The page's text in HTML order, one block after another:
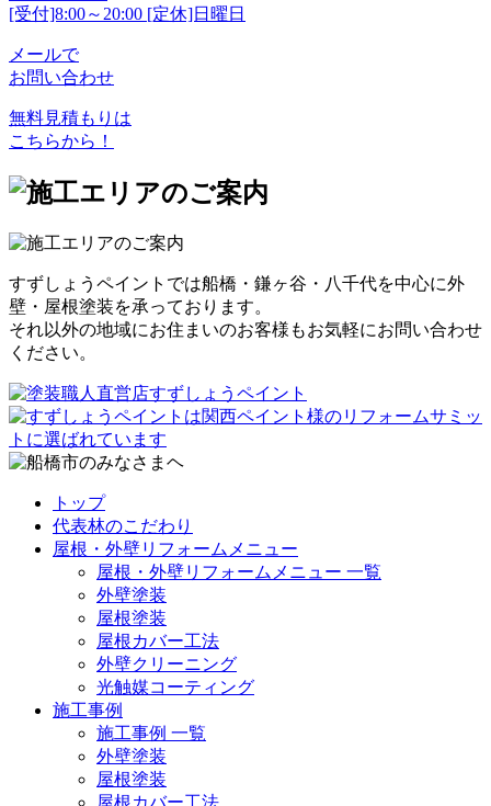
[受付]8:00～20:00 [定休]日曜日
メールで
お問い合わせ
無料見積もりは
こちらから！
すずしょうペイントでは船橋・鎌ヶ谷・八千代を中心に外
壁・屋根塗装を承っております。
それ以外の地域にお住まいのお客様もお気軽にお問い合わせ
ください。
トップ
代表林のこだわり
屋根・外壁リフォームメニュー
屋根・外壁リフォームメニュー 一覧
外壁塗装
屋根塗装
屋根カバー工法
外壁クリーニング
光触媒コーティング
施工事例
施工事例 一覧
外壁塗装
屋根塗装
屋根カバー工法